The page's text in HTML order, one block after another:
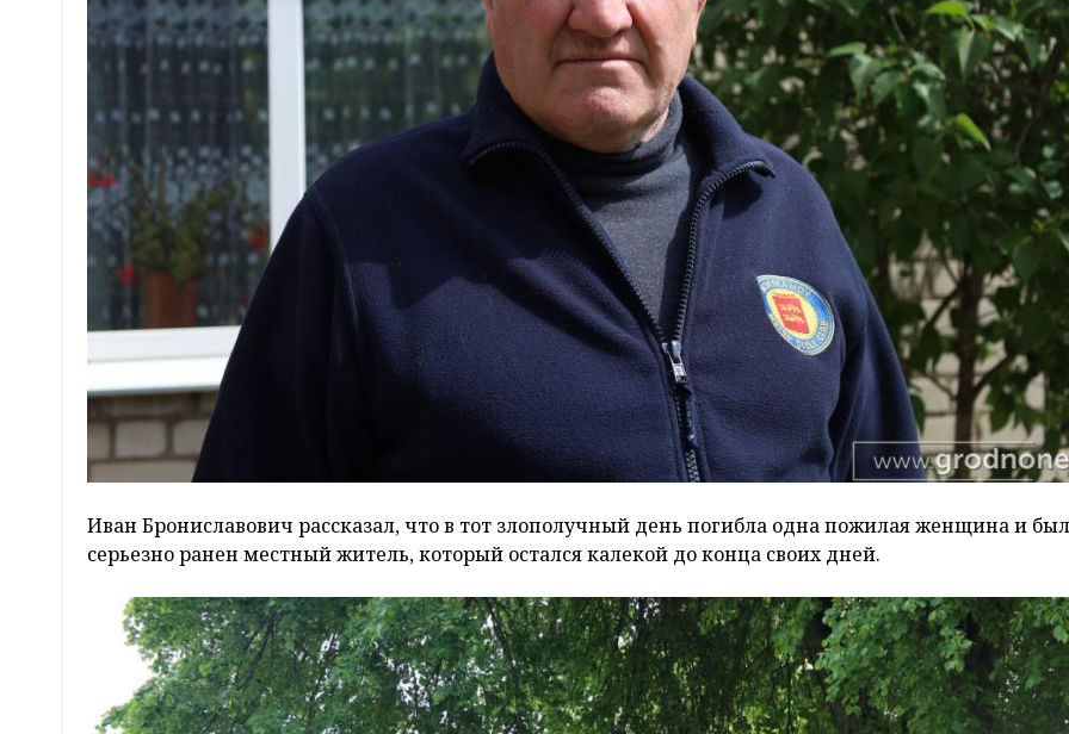
Иван Брониславович рассказал, что в тот злополучный день погибла одна пожилая женщина и был
серьезно ранен местный житель, который остался калекой до конца своих дней.